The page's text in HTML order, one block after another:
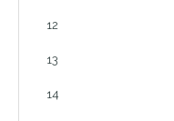
12
13
14